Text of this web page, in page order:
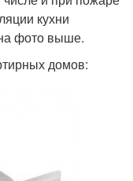
кухни
фото выше.
домов: